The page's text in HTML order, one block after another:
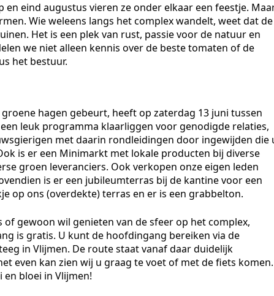
eind augustus vieren ze onder elkaar een feestje.
Wie weleens langs het complex wandelt, weet dat de
Het is een plek van rust, passie voor de natuur en
we niet alleen kennis over de beste tomaten of de
het bestuur.
hagen gebeurt, heeft op zaterdag 13 juni tussen
leuk programma klaarliggen voor genodigde relaties,
met daarin rondleidingen door ingewijden die
is er een Minimarkt met lokale producten bij diverse
groen leveranciers. Ook verkopen onze eigen leden
is er een jubileumterras bij de kantine voor een
op ons (overdekte) terras en er is een grabbelton.
gewoon wil genieten van de sfeer op het complex,
is gratis. U kunt de hoofdingang bereiken via de
in Vlijmen. De route staat vanaf daar duidelijk
even kan zien wij u graag te voet of met de fiets komen.
en bloei in Vlijmen!